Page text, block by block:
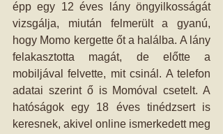
épp egy 12 éves lány öngyilkosságát
vizsgálja, miután felmerült a gyanú,
hogy Momo kergette őt a halálba. A lány
felakasztotta magát, de előtte a
mobiljával felvette, mit csinál. A telefon
adatai szerint ő is Momóval csetelt. A
hatóságok egy 18 éves tinédzsert is
keresnek, akivel online ismerkedett meg